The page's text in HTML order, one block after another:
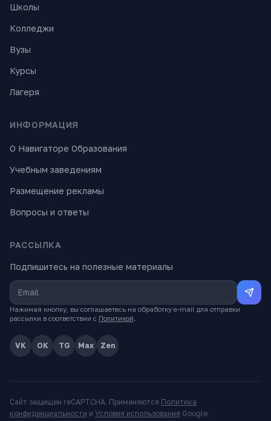
Школы
Колледжи
Вузы
Курсы
Лагеря
ИНФОРМАЦИЯ
О Навигаторе Образования
Учебным заведениям
Размещение рекламы
Вопросы и ответы
РАССЫЛКА
Подпишитесь на полезные материалы
Нажимая кнопку, вы соглашаетесь на обработку e-mail для отправки
рассылки в соответствии с Политикой.
VK OK TG Max Zen
Сайт защищён reCAPTCHA. Применяются Политика
конфиденциальности и Условия использования Google.